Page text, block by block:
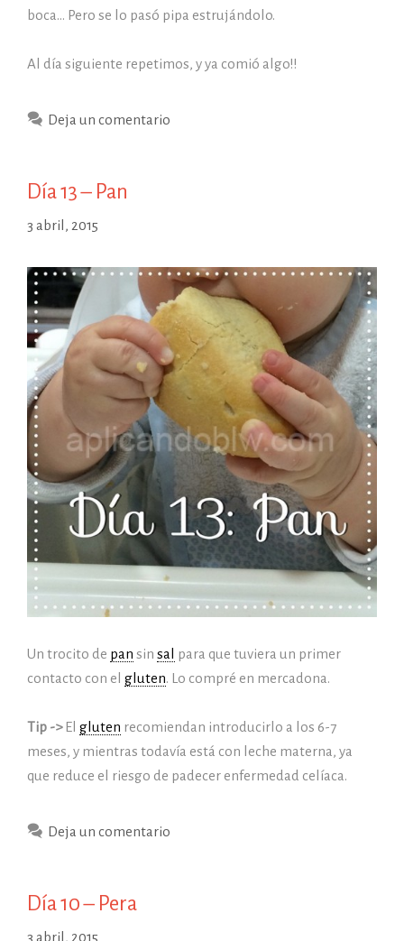
boca… Pero se lo pasó pipa estrujándolo.
Al día siguiente repetimos, y ya comió algo!!
Deja un comentario
Día 13 – Pan
3 abril, 2015
Un trocito de pan sin sal para que tuviera un primer
contacto con el gluten. Lo compré en mercadona.
Tip ->El gluten recomiendan introducirlo a los 6-7
meses, y mientras todavía está con leche materna, ya
que reduce el riesgo de padecer enfermedad celíaca.
Deja un comentario
Día 10 – Pera
3 abril, 2015